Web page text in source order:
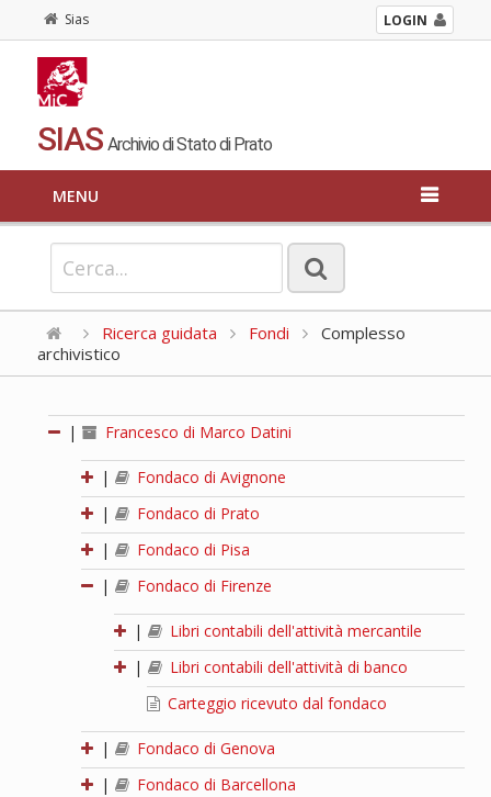
Sias LOGIN
SIAS Archivio di Stato di Prato
MENU
Ricerca guidata Fondi
Complesso
archivistico
| Francesco di Marco Datini
|
Fondaco di Avignone
|
Fondaco di Prato
|
Fondaco di Pisa
|
Fondaco di Firenze
|
Libri contabili dell'attività mercantile
|
Libri contabili dell'attività di banco
Carteggio ricevuto dal fondaco
|
Fondaco di Genova
|
Fondaco di Barcellona